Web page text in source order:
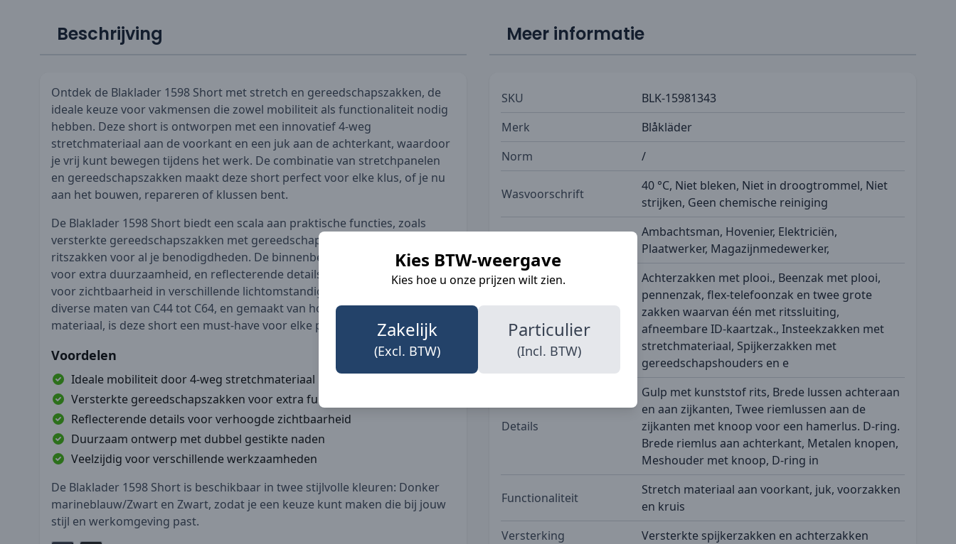
Kies BTW-weergave
Kies hoe u onze prijzen wilt zien.
Zakelijk
(Excl. BTW)
Particulier
(Incl. BTW)
Beschrijving
Ontdek de Blaklader 1598 Short met stretch en gereedschapszakken, de
ideale keuze voor vakmensen die zowel mobiliteit als functionaliteit nodig
hebben. Deze short is ontworpen met een innovatief 4-weg
stretchmateriaal aan de voorkant en een juk aan de achterkant, waardoor
je vrij kunt bewegen tijdens het werk. De combinatie van stretchpanelen
en gereedschapszakken maakt deze short perfect voor elke klus, of je nu
aan het bouwen, repareren of klussen bent.
De Blaklader 1598 Short biedt een scala aan praktische functies, zoals
versterkte gereedschapszakken met gereedschapshouders en extra
ritszakken voor al je benodigdheden. De binnenbeennaad is dubbel gestikt
voor extra duurzaamheid, en reflecterende details op de beenzak zorgen
voor zichtbaarheid in verschillende lichtomstandigheden. Beschikbaar in
diverse maten van C44 tot C64, en gemaakt van hoogwaardig Cordura
materiaal, is deze short een must-have voor elke professional.
Voordelen
Ideale mobiliteit door 4-weg stretchmateriaal
Versterkte gereedschapszakken voor extra functionaliteit
Reflecterende details voor verhoogde zichtbaarheid
Duurzaam ontwerp met dubbel gestikte naden
Veelzijdig voor verschillende werkzaamheden
De Blaklader 1598 Short is beschikbaar in twee stijlvolle kleuren: Donker
marineblauw/Zwart en Zwart, zodat je een keuze kunt maken die bij jouw
stijl en werkomgeving past.
Meer informatie
SKU
BLK-15981343
Merk
Blåkläder
Norm
/
Wasvoorschrift
40 °C, Niet bleken, Niet in droogtrommel, Niet
strijken, Geen chemische reiniging
Ambachtsman, Hovenier, Elektriciën,
Plaatwerker, Magazijnmedewerker,
Zakken
Achterzakken met plooi., Beenzak met plooi,
pennenzak, flex-telefoonzak en twee grote
zakken waarvan één met ritssluiting,
afneembare ID-kaartzak., Insteekzakken met
stretchmateriaal, Spijkerzakken met
gereedschapshouders en e
Details
Gulp met kunststof rits, Brede lussen achteraan
en aan zijkanten, Twee riemlussen aan de
zijkanten met knoop voor een hamerlus. D-ring.
Brede riemlus aan achterkant, Metalen knopen,
Meshouder met knoop, D-ring in
Functionaliteit
Stretch materiaal aan voorkant, juk, voorzakken
en kruis
Versterking
Versterkte spijkerzakken en achterzakken